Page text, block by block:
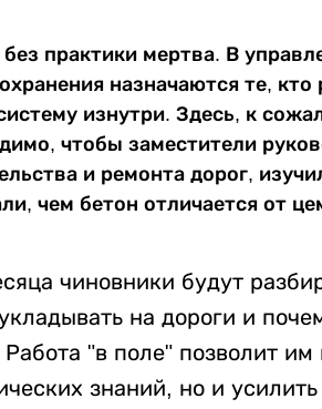
практики мертва. В
назначаются те,
изнутри. Здесь, к
чтобы заместители
и ремонта дорог,
чем бетон отличается от
чиновники будут
на дороги и
"в поле" позволит
знаний, но и